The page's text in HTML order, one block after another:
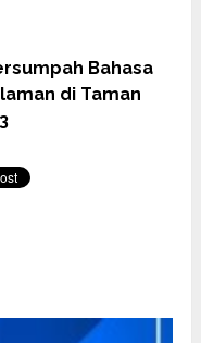
Bahasa
di Taman